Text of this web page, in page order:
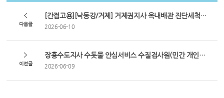
다음글
[간접고용][낙동강/거제] 거제권지사 옥내배관 진단세척원(민간개인사업자 위탁) 모집 공고
2026-06-10
이전글
장흥수도지사 수돗물 안심서비스 수질검사원(민간 개인사업자 위탁) 모집 공고
2026-06-09